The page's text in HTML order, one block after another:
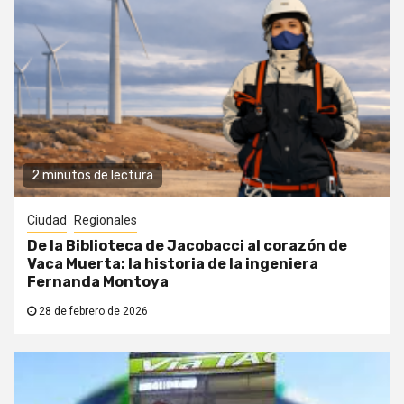
2 minutos de lectura
Ciudad Regionales
De la Biblioteca de Jacobacci al corazón de
Vaca Muerta: la historia de la ingeniera
Fernanda Montoya
28 de febrero de 2026